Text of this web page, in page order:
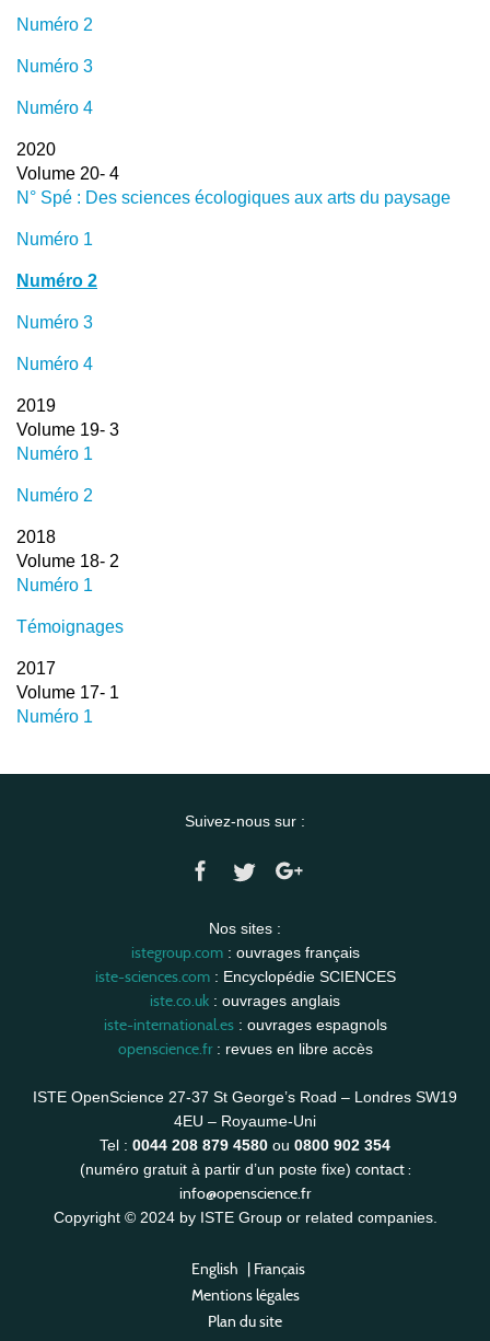
Numéro 2
Numéro 3
Numéro 4
2020
Volume 20- 4
N° Spé : Des sciences écologiques aux arts du paysage
Numéro 1
Numéro 2
Numéro 3
Numéro 4
2019
Volume 19- 3
Numéro 1
Numéro 2
2018
Volume 18- 2
Numéro 1
Témoignages
2017
Volume 17- 1
Numéro 1
Suivez-nous sur :
Nos sites :
istegroup.com: ouvrages français
iste-sciences.com: Encyclopédie SCIENCES
iste.co.uk : ouvrages anglais
iste-international.es: ouvrages espagnols
openscience.fr: revues en libre accès
ISTE OpenScience 27-37 St George’s Road – Londres SW19
4EU – Royaume-Uni
Tel : 0044 208 879 4580 ou 0800 902 354
(numéro gratuit à partir d’un poste fixe) contact :
info@openscience.fr
Copyright © 2024 by ISTE Group or related companies.
English | Français
Mentions légales
Plan du site